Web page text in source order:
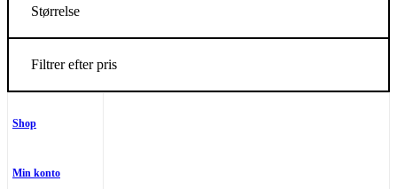
Størrelse
Filtrer efter pris
Shop
Min konto